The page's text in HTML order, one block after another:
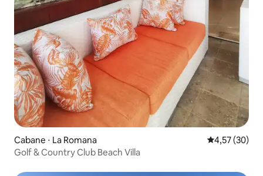
Cabane ⋅ La Romana Évaluation
4,57 (30)
Golf & Country Club Beach Villa